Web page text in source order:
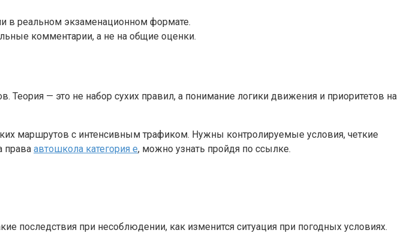
в реальном экзаменационном формате.
комментарии, а не на общие оценки.
Теория — это не набор сухих правил, а понимание логики движения и приоритетов на
маршрутов с интенсивным трафиком. Нужны контролируемые условия, четкие
права автошкола категория е, можно узнать пройдя по ссылке.
последствия при несоблюдении, как изменится ситуация при погодных условиях.